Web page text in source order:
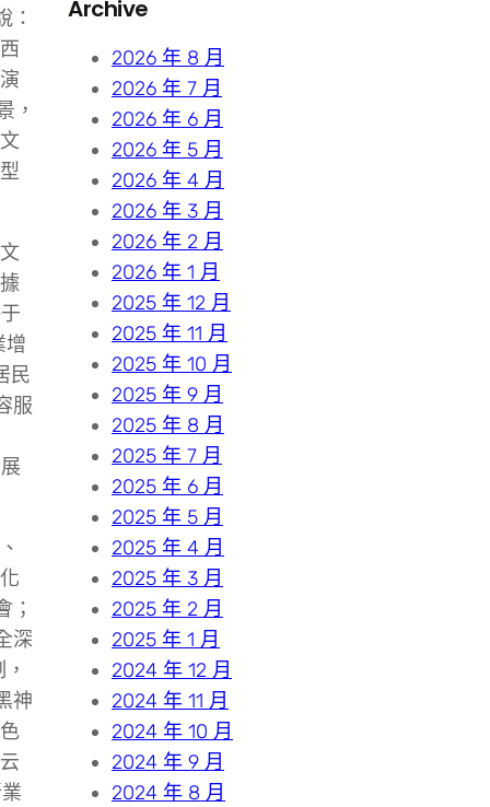
：
，
增
民
服
；
深
神
c
Archive
2026 年 8 月
2026 年 7 月
2026 年 6 月
2026 年 5 月
2026 年 4 月
2026 年 3 月
2026 年 2 月
2026 年 1 月
2025 年 12 月
2025 年 11 月
2025 年 10 月
2025 年 9 月
2025 年 8 月
2025 年 7 月
2025 年 6 月
2025 年 5 月
2025 年 4 月
2025 年 3 月
2025 年 2 月
2025 年 1 月
2024 年 12 月
2024 年 11 月
2024 年 10 月
2024 年 9 月
2024 年 8 月